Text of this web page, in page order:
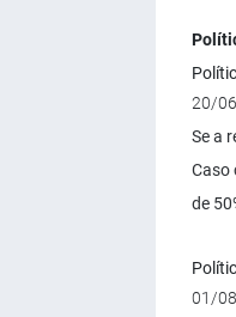
20/
Se a
Caso
de
01/